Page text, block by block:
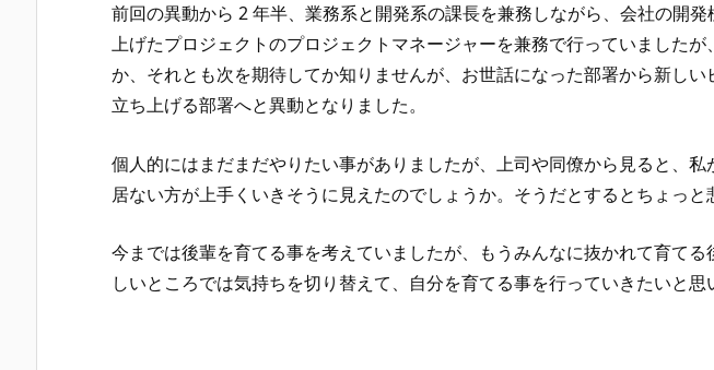
前回の異動から 2 年半、業務系と開発系の課長を兼務しながら、会社の開
上げたプロジェクトのプロジェクトマネージャーを兼務で行っていましたが
か、それとも次を期待してか知りませんが、お世話になった部署から新しい
立ち上げる部署へと異動となりました。
個人的にはまだまだやりたい事がありましたが、上司や同僚から見ると、私
居ない方が上手くいきそうに見えたのでしょうか。そうだとするとちょっと
今までは後輩を育てる事を考えていましたが、もうみんなに抜かれて育て
しいところでは気持ちを切り替えて、自分を育てる事を行っていきたいと思